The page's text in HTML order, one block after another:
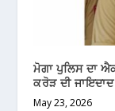
ਮੋਗਾ ਪੁਲਿਸ ਦਾ
ਕਰੋੜ ਦੀ
May 23, 2026